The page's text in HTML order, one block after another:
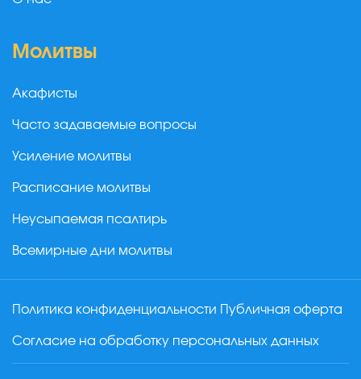
Молитвы
Акафисты
Часто задаваемые вопросы
Усиление молитвы
Расписание молитвы
Неусыпаемая псалтирь
Всемирные дни молитвы
Политика конфиденциальности Публичная оферта
Согласие на обработку персональных данных